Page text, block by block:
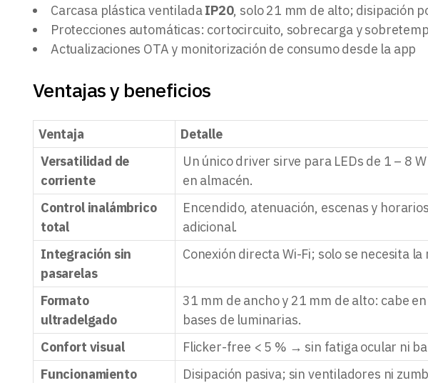
Carcasa plástica ventiladaIP20, solo 21 mm de alto; disipación
Protecciones automáticas: cortocircuito, sobrecarga y
Actualizaciones OTA y monitorización de consumo desde la app
Ventajas y beneficios
Ventaja
Detalle
Versatilidad de
corriente
Un único driver sirve para LEDs de 1 – 8
en almacén.
Control inalámbrico
total
Encendido, atenuación, escenas y
adicional.
Integración sin
pasarelas
Conexión directa Wi-Fi; solo se necesita
Formato
ultradelgado
31 mm de ancho y 21 mm de alto: cabe
bases de luminarias.
Confort visual
Flicker-free < 5 % → sin fatiga ocular ni
Funcionamiento
Disipación pasiva; sin ventiladores ni